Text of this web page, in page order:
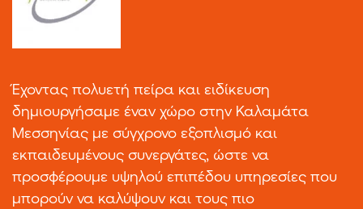
Έχοντας πολυετή πείρα και ειδίκευση
δημιουργήσαμε έναν χώρο στην Καλαμάτα
Μεσσηνίας με σύγχρονο εξοπλισμό και
εκπαιδευμένους συνεργάτες, ώστε να
προσφέρουμε υψηλού επιπέδου υπηρεσίες που
μπορούν να καλύψουν και τους πιο